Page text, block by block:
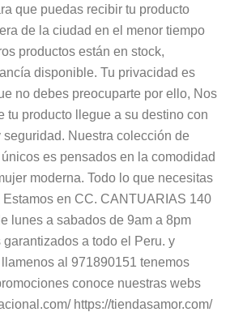
que puedas recibir tu producto
de la ciudad en el menor tiempo
productos están en stock,
disponible. Tu privacidad es
no debes preocuparte por ello, Nos
tu producto llegue a su destino con
seguridad. Nuestra colección de
es pensados en la comodidad
moderna. Todo lo que necesitas
en CC. CANTUARIAS 140
lunes a sabados de 9am a 8pm
a todo el Peru. y
al 971890151 tenemos
conoce nuestras webs
https://tiendasamor.com/